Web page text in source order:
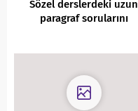
Sözel derslerdeki uzun
paragraf sorularını